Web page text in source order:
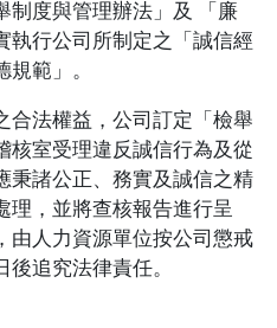
制度與管理辦法」及 「廉
執行公司所制定之「誠信經
範」。
合法權益，公司訂定「檢舉
核室受理違反誠信行為及從
秉諸公正、務實及誠信之精
理，並將查核報告進行呈
由人力資源單位按公司懲戒
追究法律責任。